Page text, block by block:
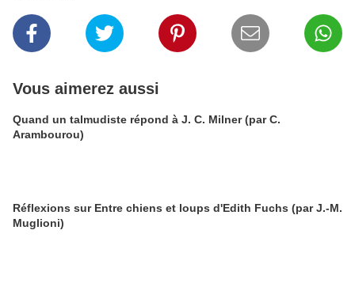
Vous aimerez aussi
Quand un talmudiste répond à J. C. Milner (par C.
Arambourou)
Réflexions sur Entre chiens et loups d'Edith Fuchs (par J.-M.
Muglioni)